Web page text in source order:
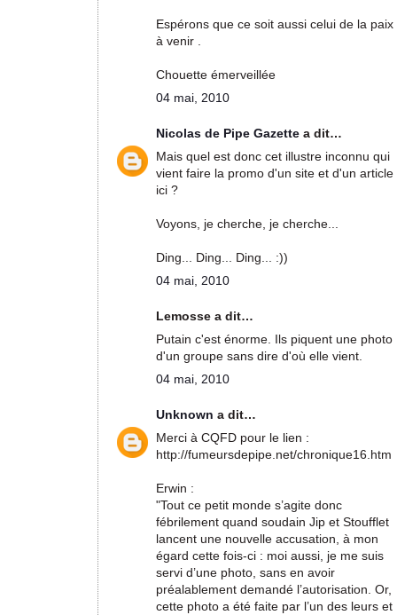
Espérons que ce soit aussi celui de la paix
à venir .
Chouette émerveillée
04 mai, 2010
Nicolas de Pipe Gazette a dit…
Mais quel est donc cet illustre inconnu qui
vient faire la promo d'un site et d'un article
ici ?
Voyons, je cherche, je cherche...
Ding... Ding... Ding... :))
04 mai, 2010
Lemosse a dit…
Putain c'est énorme. Ils piquent une photo
d'un groupe sans dire d'où elle vient.
04 mai, 2010
Unknown a dit…
Merci à CQFD pour le lien :
http://fumeursdepipe.net/chronique16.htm
Erwin :
"Tout ce petit monde s’agite donc
fébrilement quand soudain Jip et Stoufflet
lancent une nouvelle accusation, à mon
égard cette fois-ci : moi aussi, je me suis
servi d’une photo, sans en avoir
préalablement demandé l’autorisation. Or,
cette photo a été faite par l’un des leurs et